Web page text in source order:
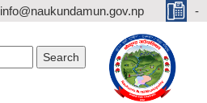
info@naukundamun.gov.np -